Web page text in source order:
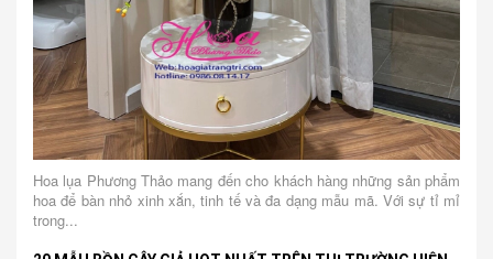
Hoa lụa Phương Thảo mang đến cho khách hàng những sản phẩm
hoa để bàn nhỏ xinh xắn, tinh tế và đa dạng mẫu mã. Với sự tỉ mỉ
trong...